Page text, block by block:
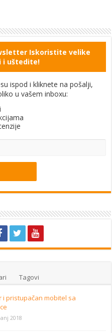
Iskoristite velike
i uštedite!
ispod i kliknete na pošalji,
u vašem inboxu:
Tagovi
i pristupačan mobitel sa
2018